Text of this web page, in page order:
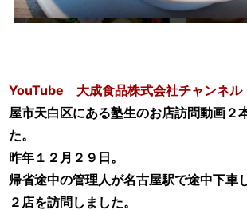
YouTube 大成食品株式会社チャンネル
屋市天白区にある塾生のお店訪問動画２
た。
昨年１２月２９日。
帰省途中の管理人が名古屋駅で途中下車
２店を訪問しました。